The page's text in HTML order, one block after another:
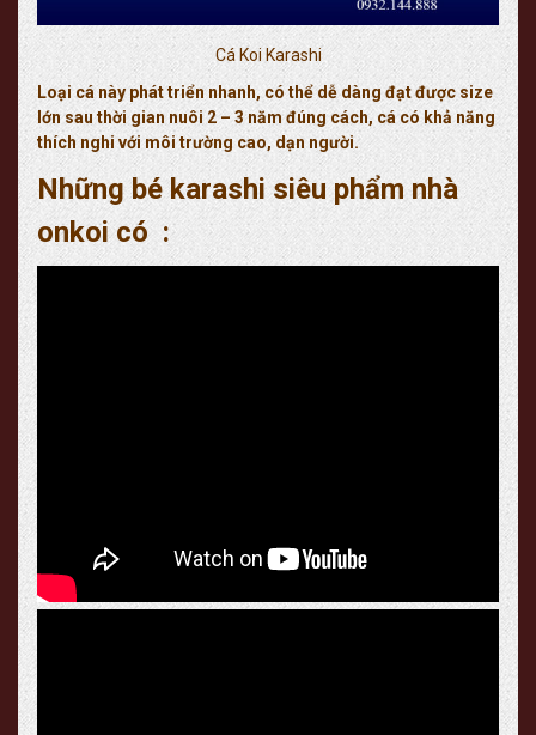
Cá Koi Karashi
Loại cá này phát triển nhanh, có thể dễ dàng đạt được size
lớn sau thời gian nuôi 2 – 3 năm đúng cách, cá có khả năng
thích nghi với môi trường cao, dạn người.
Những bé karashi siêu phẩm nhà
onkoi có :